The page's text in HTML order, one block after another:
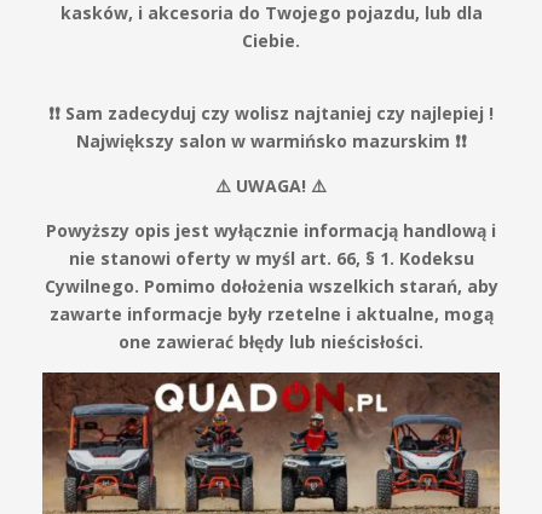
kasków, i akcesoria do Twojego pojazdu, lub dla
Ciebie.
❗️❗️ Sam zadecyduj czy wolisz najtaniej czy najlepiej !
Największy salon w warmińsko mazurskim ❗️❗️
⚠️ UWAGA! ⚠️
Powyższy opis jest wyłącznie informacją handlową i
nie stanowi oferty w myśl art. 66, § 1. Kodeksu
Cywilnego. Pomimo dołożenia wszelkich starań, aby
zawarte informacje były rzetelne i aktualne, mogą
one zawierać błędy lub nieścisłości.